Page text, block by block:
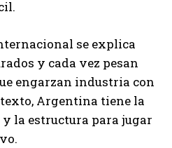
se explica
y cada vez pesan
engarzan industria con
Argentina tiene la
la estructura para jugar